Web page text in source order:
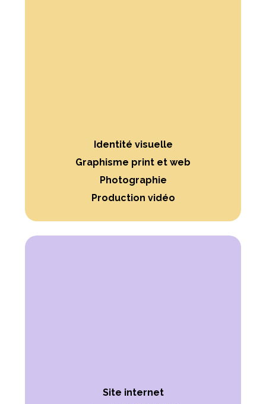
Identité visuelle
Graphisme print et web
Photographie
Production vidéo
Site internet